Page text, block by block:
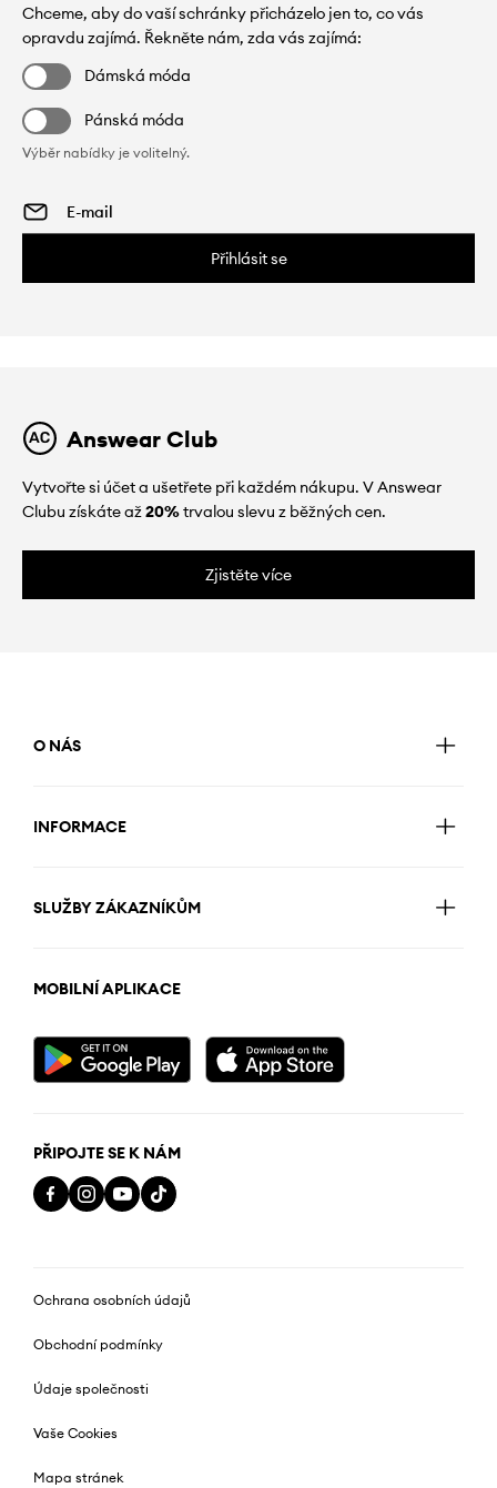
Chceme, aby do vaší schránky přicházelo jen to, co vás
opravdu zajímá. Řekněte nám, zda vás zajímá:
Dámská móda
Pánská móda
Výběr nabídky je volitelný.
Přihlásit se
Answear Club
Vytvořte si účet a ušetřete při každém nákupu. V Answear
Clubu získáte až20%trvalou slevu z běžných cen.
Zjistěte více
O NÁS
INFORMACE
SLUŽBY ZÁKAZNÍKŮM
MOBILNÍ APLIKACE
PŘIPOJTE SE K NÁM
Ochrana osobních údajů
Obchodní podmínky
Údaje společnosti
Vaše Cookies
Mapa stránek